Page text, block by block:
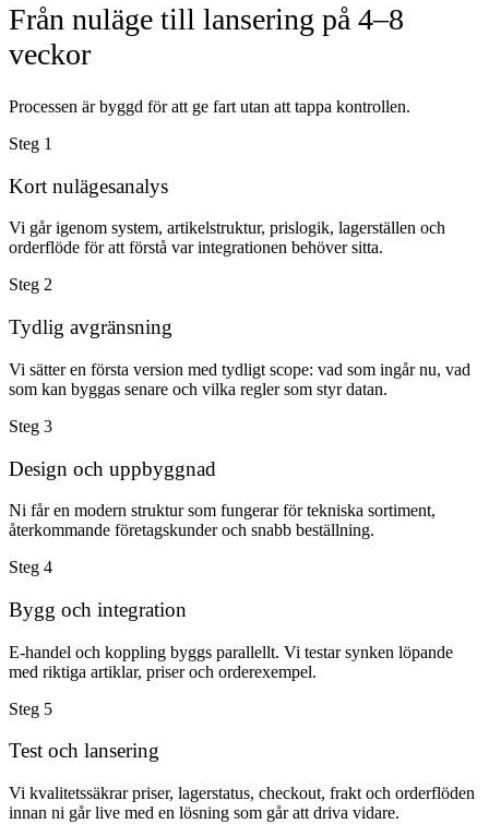
Från nuläge till lansering på 4–8
veckor
Processen är byggd för att ge fart utan att tappa kontrollen.
Steg 1
Kort nulägesanalys
Vi går igenom system, artikelstruktur, prislogik, lagerställen och
orderflöde för att förstå var integrationen behöver sitta.
Steg 2
Tydlig avgränsning
Vi sätter en första version med tydligt scope: vad som ingår nu, vad
som kan byggas senare och vilka regler som styr datan.
Steg 3
Design och uppbyggnad
Ni får en modern struktur som fungerar för tekniska sortiment,
återkommande företagskunder och snabb beställning.
Steg 4
Bygg och integration
E-handel och koppling byggs parallellt. Vi testar synken löpande
med riktiga artiklar, priser och orderexempel.
Steg 5
Test och lansering
Vi kvalitetssäkrar priser, lagerstatus, checkout, frakt och orderflöden
innan ni går live med en lösning som går att driva vidare.